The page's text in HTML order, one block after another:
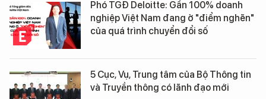
Phó TGĐ Deloitte: Gần 100% doanh
nghiệp Việt Nam đang ở "điểm nghẽn"
của quá trình chuyển đổi số
5 Cục, Vụ, Trung tâm của Bộ Thông tin
và Truyền thông có lãnh đạo mới